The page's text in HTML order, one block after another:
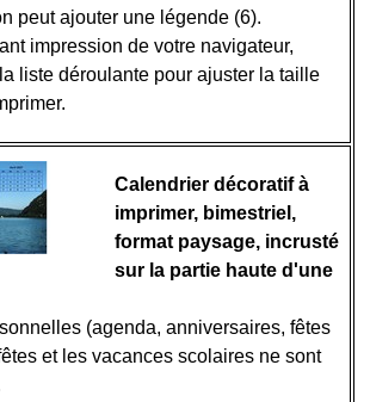
peut ajouter une légende (6).
impression de votre navigateur,
liste déroulante pour ajuster la taille
Calendrier décoratif à
imprimer, bimestriel,
format paysage, incrusté
sur la partie haute d'une
(agenda, anniversaires, fêtes
et les vacances scolaires ne sont